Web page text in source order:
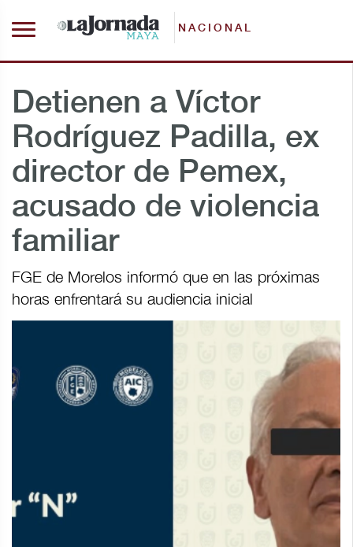
NACIONAL
Detienen a Víctor
Rodríguez Padilla, ex
director de Pemex,
acusado de violencia
familiar
FGE de Morelos informó que en las próximas
horas enfrentará su audiencia inicial